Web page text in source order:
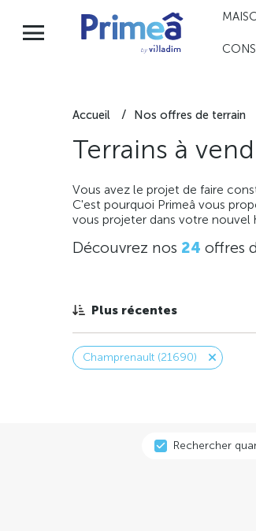
Accueil Nos offres de terrain
Terrains à
Vous avez le projet de faire
C'est pourquoi Primeâ vous
vous projeter dans votre nouvel
Découvrez nos 24 offres
Plus récentes
Champrenault (21690)
Rechercher